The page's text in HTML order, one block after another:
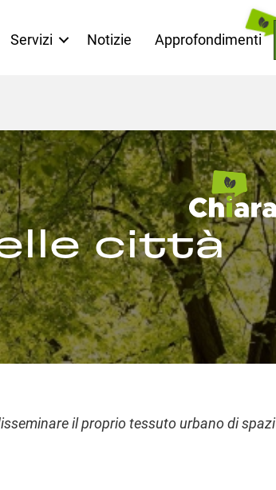
Servizi Notizie Approfondimenti
città
il proprio tessuto urbano di spazi